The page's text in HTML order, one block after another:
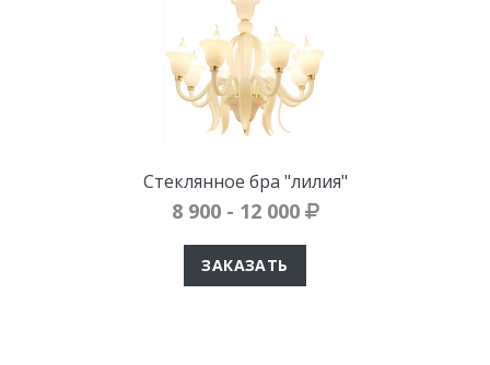
Стеклянное бра "лилия"
8 900 - 12 000
ЗАКАЗАТЬ